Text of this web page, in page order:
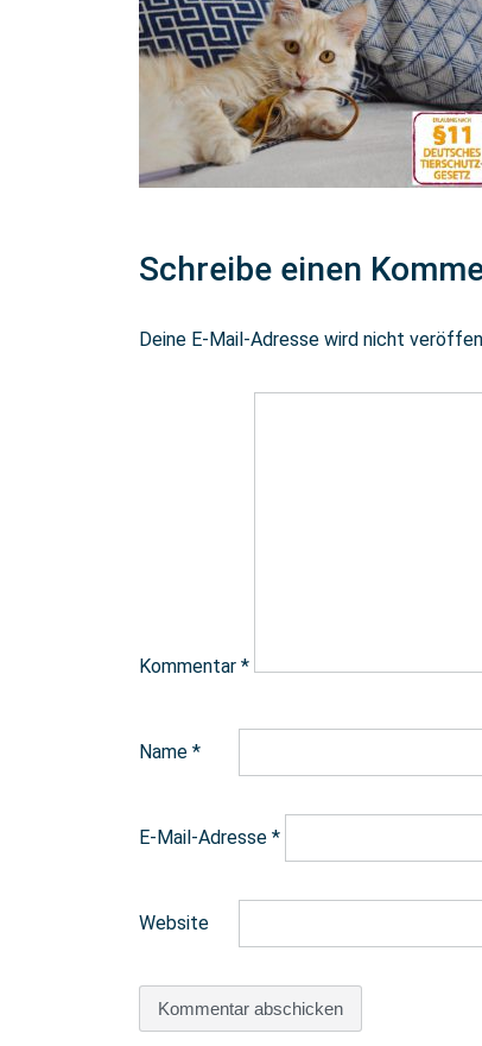
Schreibe einen
Deine E-Mail-Adresse wird nicht
Kommentar *
Name *
E-Mail-Adresse *
Website